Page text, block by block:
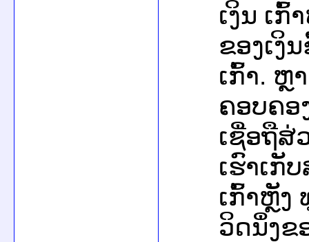
ເງິນ ເ
ຂອງເງິ
ເກົ້າ. ຫຼ
ຄອບຄອ
ເຊື່ອຖືສ່
ເຮົາເກັ
ເກົ້າຫຼັງ
ວິດນຶ່ງຂ